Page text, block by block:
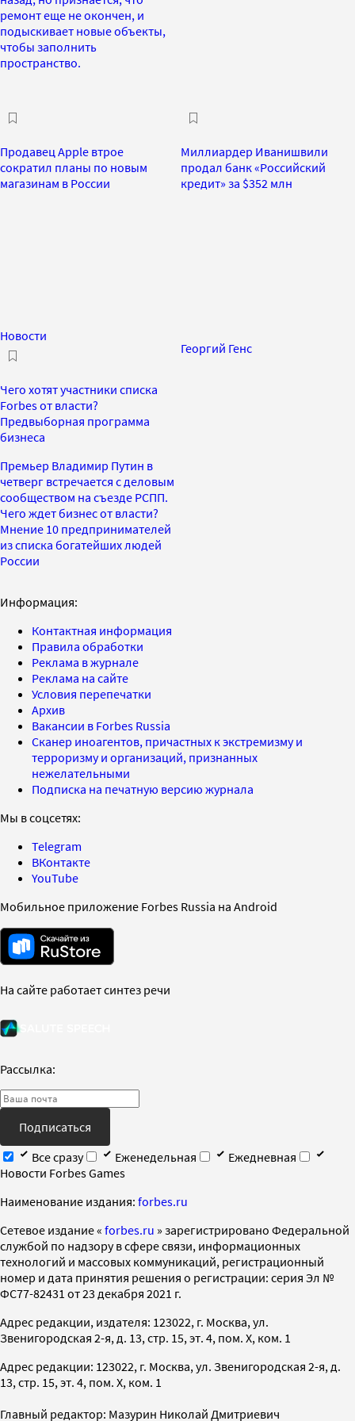
ремонт еще не окончен, и
подыскивает новые объекты,
чтобы заполнить
пространство.
Продавец Apple втрое
сократил планы по новым
магазинам в России
Миллиардер Иванишвили
продал банк «Российский
кредит» за $352 млн
Новости
Чего хотят участники списка
Forbes от власти?
Предвыборная программа
бизнеса
Премьер Владимир Путин в
четверг встречается с деловым
сообществом на съезде РСПП.
Чего ждет бизнес от власти?
Мнение 10 предпринимателей
из списка богатейших людей
России
Георгий Генс
Информация:
Контактная информация
Правила обработки
Реклама в журнале
Реклама на сайте
Условия перепечатки
Архив
Вакансии в Forbes Russia
Сканер иноагентов, причастных к экстремизму и
терроризму и организаций, признанных
нежелательными
Подписка на печатную версию журнала
Мы в соцсетях:
Telegram
ВКонтакте
YouTube
Мобильное приложение Forbes Russia на Android
На сайте работает синтез речи
Рассылка:
Подписаться
Все сразу
Еженедельная
Ежедневная
Новости Forbes Games
Наименование издания: forbes.ru
Cетевое издание « forbes.ru » зарегистрировано Федеральной
службой по надзору в сфере связи, информационных
технологий и массовых коммуникаций, регистрационный
номер и дата принятия решения о регистрации: серия Эл №
ФС77-82431 от 23 декабря 2021 г.
Адрес редакции, издателя: 123022, г. Москва, ул.
Звенигородская 2-я, д. 13, стр. 15, эт. 4, пом. X, ком. 1
Адрес редакции: 123022, г. Москва, ул. Звенигородская 2-я, д.
13, стр. 15, эт. 4, пом. X, ком. 1
Главный редактор: Мазурин Николай Дмитриевич